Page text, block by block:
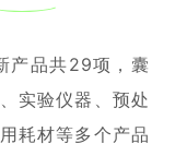
产品共29项 ，囊
实验仪器、预处
耗材等多个产品